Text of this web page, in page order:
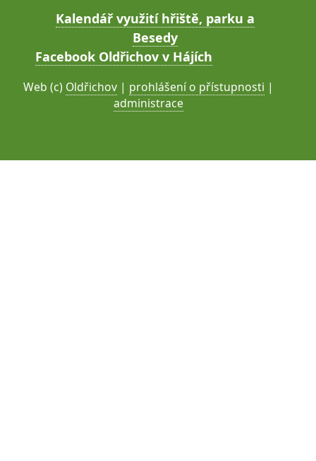
Kalendář využití hřiště, parku a
Besedy
Facebook Oldřichov v Hájích
Web (c) Oldřichov | prohlášení o přístupnosti |
administrace